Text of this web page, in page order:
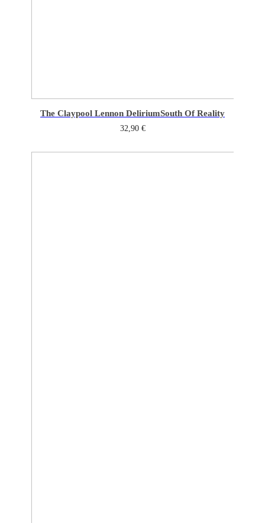
The Claypool Lennon DeliriumSouth Of Reality
32,90 €